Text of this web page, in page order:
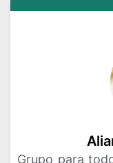
Grupo para